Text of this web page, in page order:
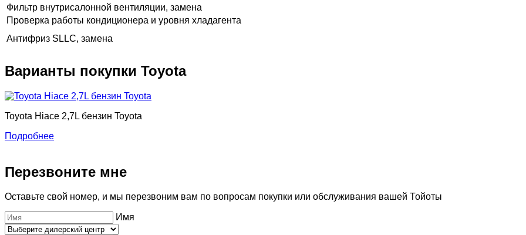
Фильтр внутрисалонной вентиляции, замена
Проверка работы кондиционера и уровня хладагента
Антифриз SLLC, замена
Варианты покупки Toyota
Toyota Hiace 2,7L бензин Toyota
Подробнее
Перезвоните мне
Оставьте свой номер, и мы перезвоним вам по вопросам покупки или обслуживания вашей Тойоты
Имя